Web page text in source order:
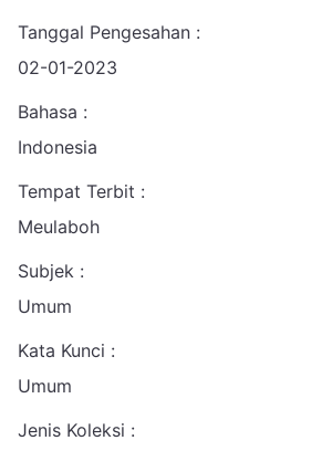
Tanggal Pengesahan :
02-01-2023
Bahasa :
Indonesia
Tempat Terbit :
Meulaboh
Subjek :
Umum
Kata Kunci :
Umum
Jenis Koleksi :